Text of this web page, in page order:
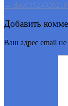
←
Добавить
Ваш адрес email не